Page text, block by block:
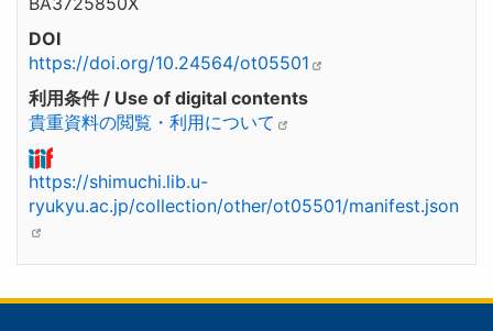
DOI
https://doi.org/10.24564/ot05501
利用条件 / Use of digital contents
貴重資料の閲覧・利用について
https://shimuchi.lib.u-
ryukyu.ac.jp/collection/other/ot05501/manifest.json